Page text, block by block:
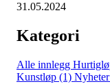
31.05.2024
Kategori
Alle innlegg
Kunstløp (1)